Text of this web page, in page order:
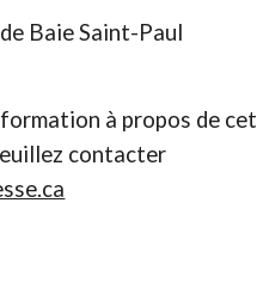
Baie Saint-Paul
à propos de cet
contacter